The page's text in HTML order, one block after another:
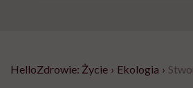
HelloZdrowie: Życie › Ekologia ›